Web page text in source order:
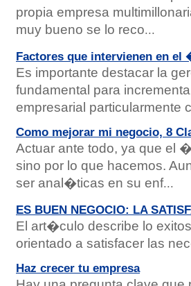
propia empresa
muy bueno se lo reco...
Factores que intervienen en
Es importante destacar la
fundamental para
empresarial particularmente c
Como mejorar mi negocio, 8
Actuar ante todo, ya que el
sino por lo que hacemos.
ser anal�ticas en su enf...
ES BUEN NEGOCIO: LA
El art�culo describe lo
orientado a satisfacer las
Haz crecer tu empresa